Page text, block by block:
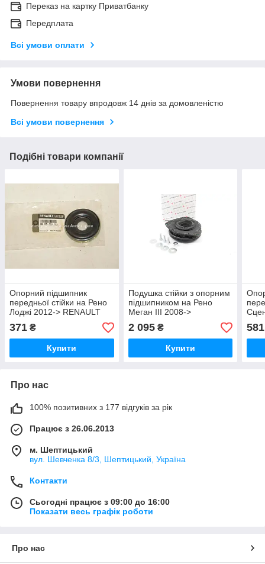
Переказ на картку Приватбанку
Передплата
Всі умови оплати
Умови повернення
Повернення товару впродовж 14 днів за домовленістю
Всі умови повернення
Подібні товари компанії
Опорний підшипник
передньої стійки на Рено
Лоджі 2012-> RENAULT
(Оригінал) 8200651172
371 ₴
Купити
Подушка стійки з опорним
підшипником на Рено
Меган III 2008->
HUTCHINSON(Франція)
KS194
2 095₴
Купити
581
Про нас
100% позитивних з 177 відгуків за рік
Працює з 26.06.2013
м. Шептицький
вул. Шевченка 8/3, Шептицький, Україна
Контакти
Сьогодні працює з 09:00 до 16:00
Показати весь графік роботи
Про нас